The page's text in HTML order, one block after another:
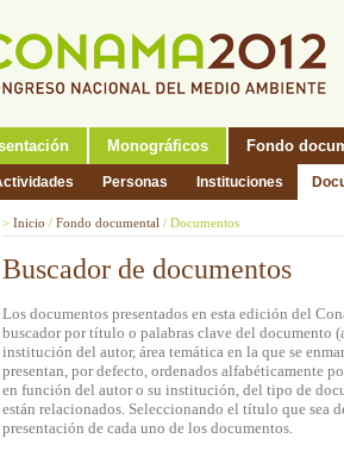
Monográficos Fondo
Personas Instituciones
> Inicio / Fondo documental / Documentos
Buscador de documentos
Los documentos presentados en esta edición del
buscador por título o palabras clave del documento
institución del autor, área temática en la que se
presentan, por defecto, ordenados alfabéticamente
en función del autor o su institución, del tipo de
están relacionados. Seleccionando el título que sea
presentación de cada uno de los documentos.